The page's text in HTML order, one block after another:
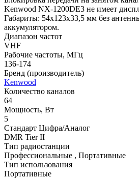
Kenwood NX-1200DE3 не имеет
Габариты: 54х123х33,5 мм без
аккумулятором.
Диапазон частот
VHF
Рабочие частоты, МГц
136-174
Бренд (производитель)
Kenwood
Количество каналов
64
Мощность, Вт
5
Стандарт Цифра/Аналог
DMR Tier II
Тип радиостанции
Профессиональные , Портативные
Тип использования
Портативные